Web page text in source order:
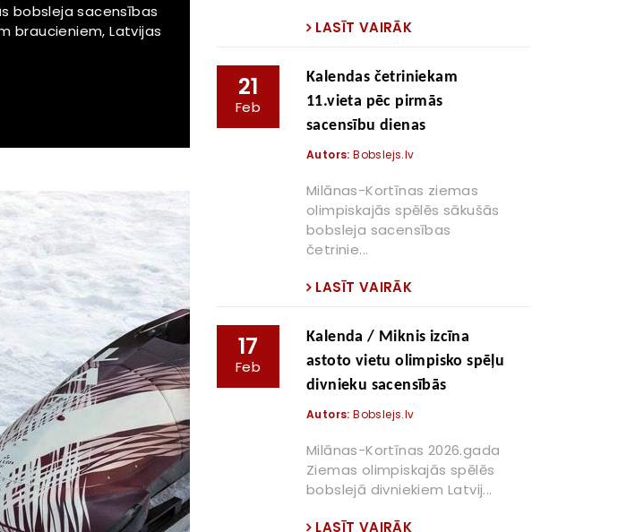
bobsleja sacensības
braucieniem, Latvijas
LASĪT VAIRĀK
21
Feb
Kalendas četriniekam
11.vieta pēc pirmās
sacensību dienas
Autors: Bobslejs.lv
Milānas-Kortīnas ziemas
olimpiskajās spēlēs sākušās
bobsleja sacensības
četrinie...
LASĪT VAIRĀK
17
Feb
Kalenda / Miknis izcīna
astoto vietu olimpisko spēļu
divnieku sacensībās
Autors: Bobslejs.lv
Milānas-Kortīnas 2026.gada
Ziemas olimpiskajās spēlēs
bobslejā divniekiem Latvij...
LASĪT VAIRĀK